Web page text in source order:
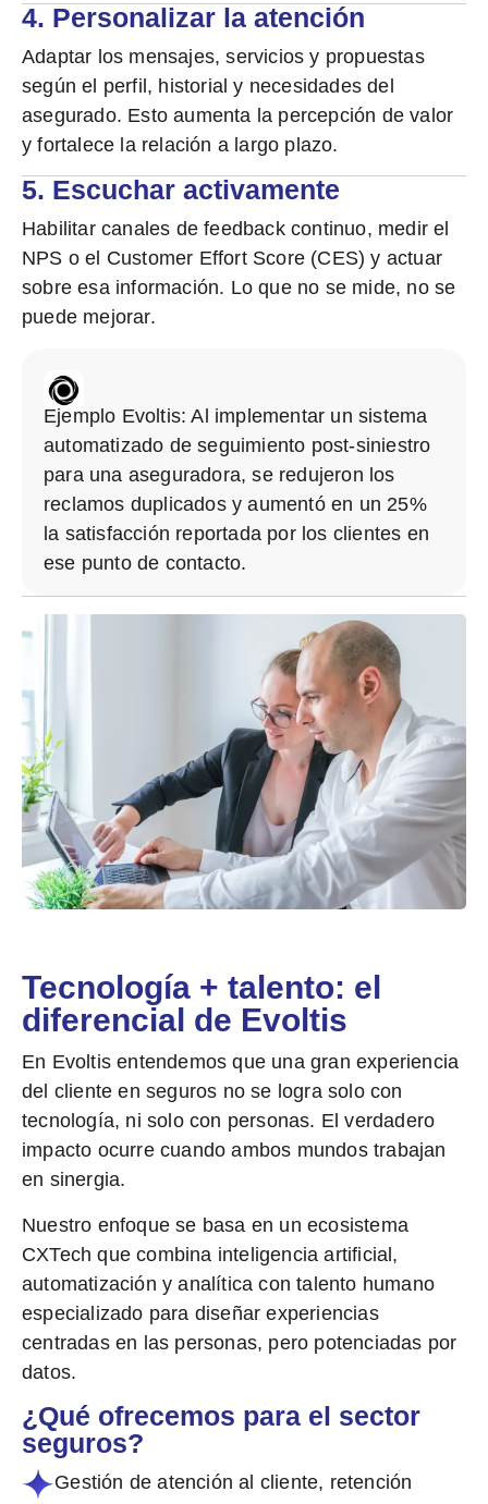
4. Personalizar la atención
Adaptar los mensajes, servicios y propuestas
según el perfil, historial y necesidades del
asegurado. Esto aumenta la percepción de valor
y fortalece la relación a largo plazo.
5. Escuchar activamente
Habilitar canales de feedback continuo, medir el
NPS o el Customer Effort Score (CES) y actuar
sobre esa información. Lo que no se mide, no se
puede mejorar.
Ejemplo Evoltis: Al implementar un sistema
automatizado de seguimiento post-siniestro
para una aseguradora, se redujeron los
reclamos duplicados yaumentó en un 25%
la satisfacción reportada por los clientes en
ese punto de contacto.
Tecnología + talento: el
diferencial de Evoltis
En Evoltis entendemos que una gran experiencia
del cliente en seguros no se logra solo con
tecnología, ni solo con personas. El verdadero
impacto ocurre cuando ambos mundos trabajan
en sinergia.
Nuestro enfoque se basa en un ecosistema
CXTech que combina inteligencia artificial,
automatización y analítica con talento humano
especializado para diseñar experiencias
centradas en las personas, pero potenciadas por
datos.
¿Qué ofrecemos para el sector
seguros?
Gestión de atención al cliente, retención